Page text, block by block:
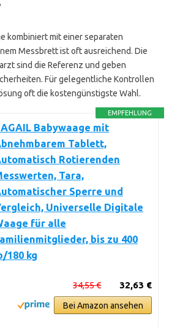
kombiniert mit einer separaten
Messbrett ist oft ausreichend. Die
sind die Referenz und geben
Für gelegentliche Kontrollen
oft die kostengünstigste Wahl.
EMPFEHLUNG
Babywaage mit
Tablett,
Rotierenden
Tara,
Sperre und
Universelle Digitale
für alle
bis zu 400
180 kg
32,63 €
34,55 €
Bei Amazon ansehen